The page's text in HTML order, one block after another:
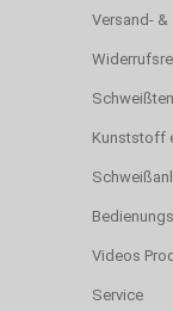
Versand-
Kunststoff
Videos
Service